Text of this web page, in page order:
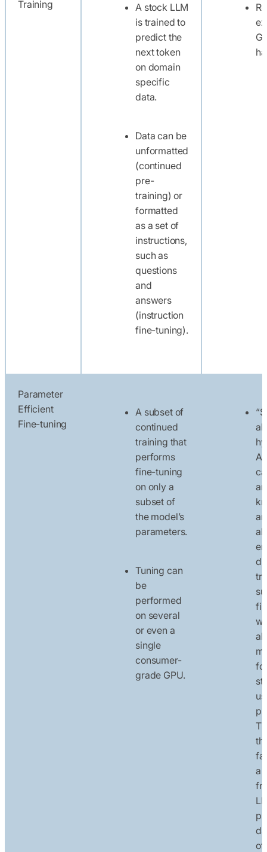
Training
A stock LLM
is trained to
predict the
next token
on domain
specific
data.
Data can be
unformatted
(continued
pre-
training) or
formatted
as a set of
instructions,
such as
questions
and
answers
(instruction
fine-tuning).
Parameter
Efficient
Fine-tuning
A subset of
continued
training that
performs
fine-tuning
on only a
subset of
the model’s
parameters.
Tuning can
be
performed
on several
or even a
single
consumer-
grade GPU.
A
a
of